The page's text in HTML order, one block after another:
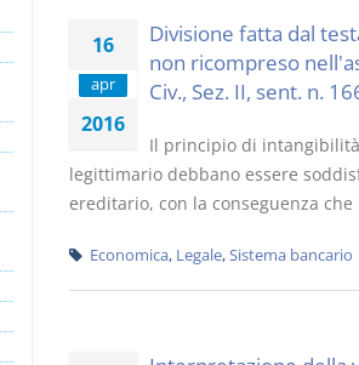
16
apr
2016
Divisione fatta dal
non ricompreso
Civ., Sez. II, sent. n.
Il principio di
legittimario debbano essere
ereditario, con la conseguenza che
Economica, Legale,Sistema bancario